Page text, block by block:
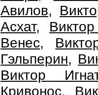
Авилов,
Асхат,
Венес,
Гэльперин,
Виктор
Кривонос,